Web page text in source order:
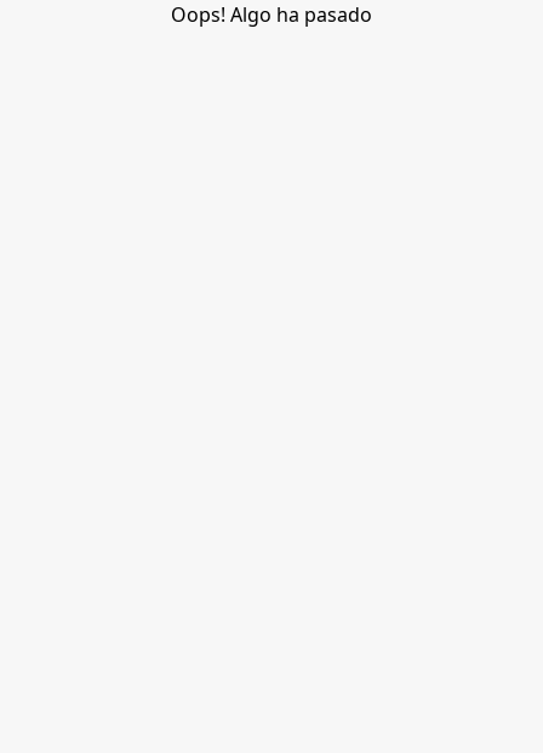
Oops! Algo ha pasado